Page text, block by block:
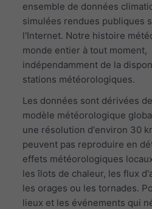
ensemble de données
simulées rendues publiques
l'Internet. Notre histoire
monde entier à tout moment,
indépendamment de la
stations météorologiques.
Les données sont dérivées
modèle météorologique
une résolution d'environ 30
peuvent pas reproduire en
effets météorologiques
les îlots de chaleur, les flux
les orages ou les tornades.
lieux et les événements qui